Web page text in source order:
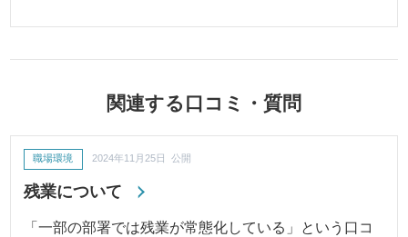
関連する口コミ・質問
残業について
職場環境 2024年11月25日 公開
「一部の部署では残業が常態化している」という口コ